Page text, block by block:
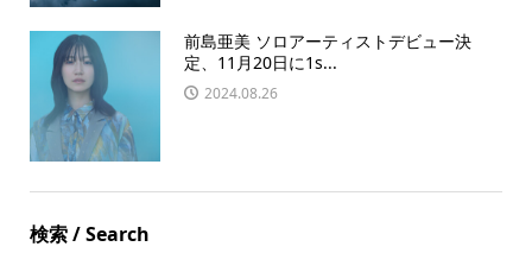
前島亜美 ソロアーティストデビュー決
定、11月20日に1s...
2024.08.26
検索 / Search